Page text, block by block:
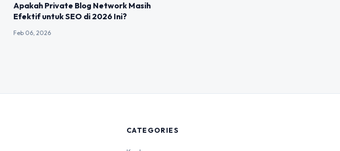
Apakah Private Blog Network Masih
Efektif untuk SEO di 2026 Ini?
Feb 06, 2026
CATEGORIES